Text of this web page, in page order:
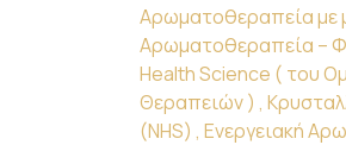
Αρωματοθεραπεία με
Αρωματοθεραπεία –
Ηealth Science ( του
Θεραπειών ) ,
(NHS) , Ενεργειακή